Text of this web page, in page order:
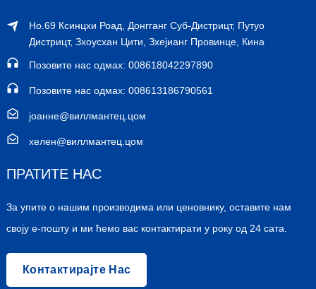
Но.69 Ксинцхи Роад, Донгганг Суб-Дистрицт, Путуо
Дистрицт, Зхоусхан Цити, Зхејианг Провинце, Кина
Позовите нас одмах: 008618042297890
Позовите нас одмах: 008613186790561
јоанне@виллмантец.цом
хелен@виллмантец.цом
ПРАТИТЕ НАС
За упите о нашим производима или ценовнику, оставите нам
своју е-пошту и ми ћемо вас контактирати у року од 24 сата.
Контактирајте Нас